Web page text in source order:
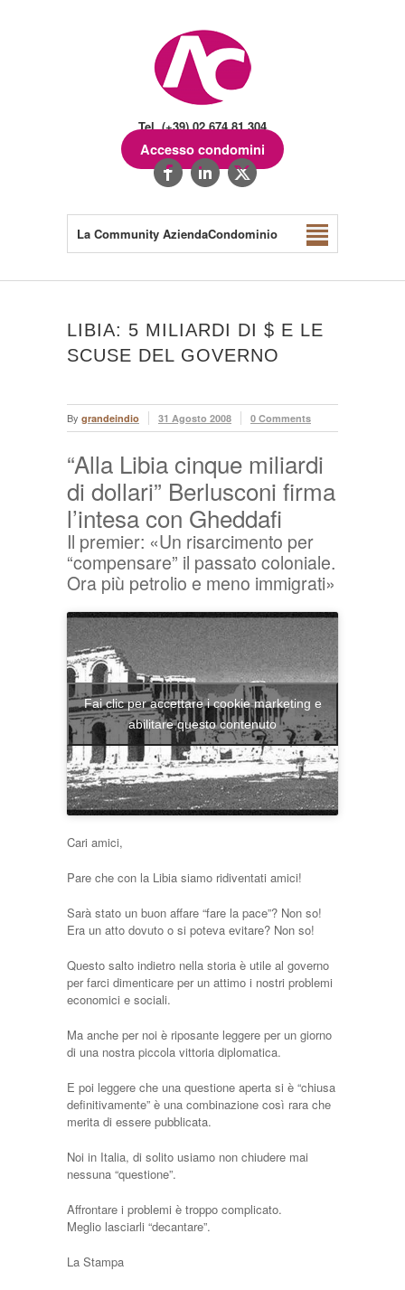
Tel. (+39) 02.674.81.304
Accesso condomini
La Community AziendaCondominio
LIBIA: 5 MILIARDI DI $ E LE
SCUSE DEL GOVERNO
By grandeindio 31 Agosto 2008 0 Comments
“Alla Libia cinque miliardi
di dollari” Berlusconi firma
l’intesa con Gheddafi
Il premier: «Un risarcimento per
“compensare” il passato coloniale.
Ora più petrolio e meno immigrati»
Fai clic per accettare i cookie marketing e
abilitare questo contenuto
Cari amici,
Pare che con la Libia siamo ridiventati amici!
Sarà stato un buon affare “fare la pace”? Non so!
Era un atto dovuto o si poteva evitare? Non so!
Questo salto indietro nella storia è utile al governo
per farci dimenticare per un attimo i nostri problemi
economici e sociali.
Ma anche per noi è riposante leggere per un giorno
di una nostra piccola vittoria diplomatica.
E poi leggere che una questione aperta si è “chiusa
definitivamente” è una combinazione così rara che
merita di essere pubblicata.
Noi in Italia, di solito usiamo non chiudere mai
nessuna “questione”.
Affrontare i problemi è troppo complicato.
Meglio lasciarli “decantare”.
La Stampa